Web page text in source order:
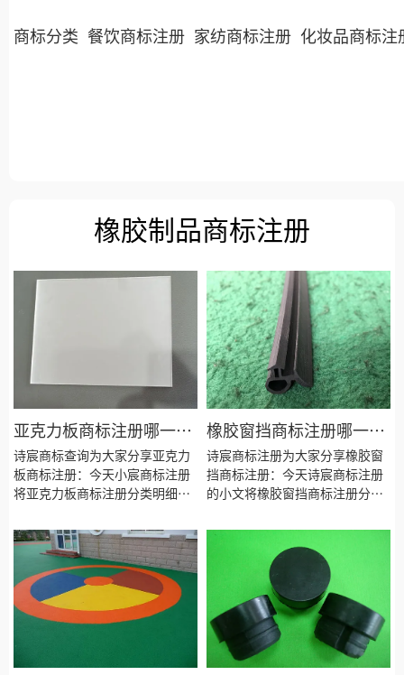
商标分类 餐饮商标注册 家纺商标注册 化妆品商标注
橡胶制品商标注册
亚克力板商标注册哪一
类？
诗宸商标查询为大家分享亚克力
板商标注册：今天小宸商标注册
将亚克力板商标注册分类明细、
多久、商标注册资料和商标注册
证书有效期等资料整理出来。
橡胶窗挡商标注册哪一
类？
诗宸商标注册为大家分享橡胶窗
挡商标注册：今天诗宸商标注册
的小文将橡胶窗挡商标注册分类
标注册多久、商标注册资料和商
标注册证书有效期等资料整理出